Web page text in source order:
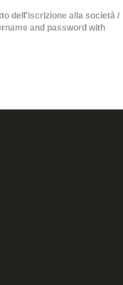
dell'iscrizione alla società /
and password with